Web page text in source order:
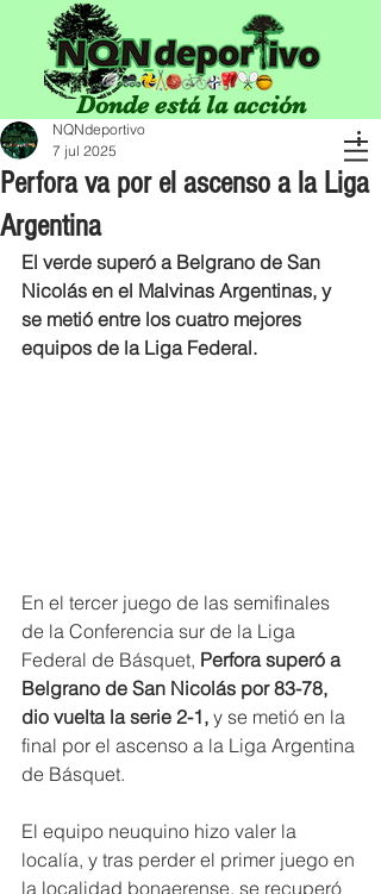
Donde está la acción
Perfora va por el ascenso a la Liga
Argentina
NQNdeportivo
7 jul 2025
El verde superó a Belgrano de San
Nicolás en el Malvinas Argentinas, y
se metió entre los cuatro mejores
equipos de la Liga Federal.
En el tercer juego de las semifinales
de la Conferencia sur de la Liga
Federal de Básquet, Perfora superó a
Belgrano de San Nicolás por 83-78,
dio vuelta la serie 2-1, y se metió en la
final por el ascenso a la Liga Argentina
de Básquet.
El equipo neuquino hizo valer la
localía, y tras perder el primer juego en
la localidad bonaerense, se recuperó